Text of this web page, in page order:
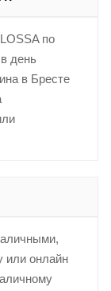
по
день
в Бресте
или онлайн